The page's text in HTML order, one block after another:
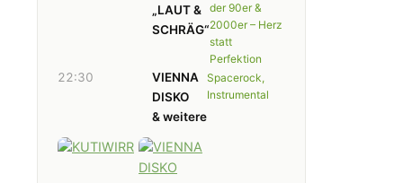
„LAUT &
SCHRÄG“
der 90er &
2000er – Herz
statt
Perfektion
22:30
VIENNA
DISKO
Spacerock,
Instrumental
& weitere